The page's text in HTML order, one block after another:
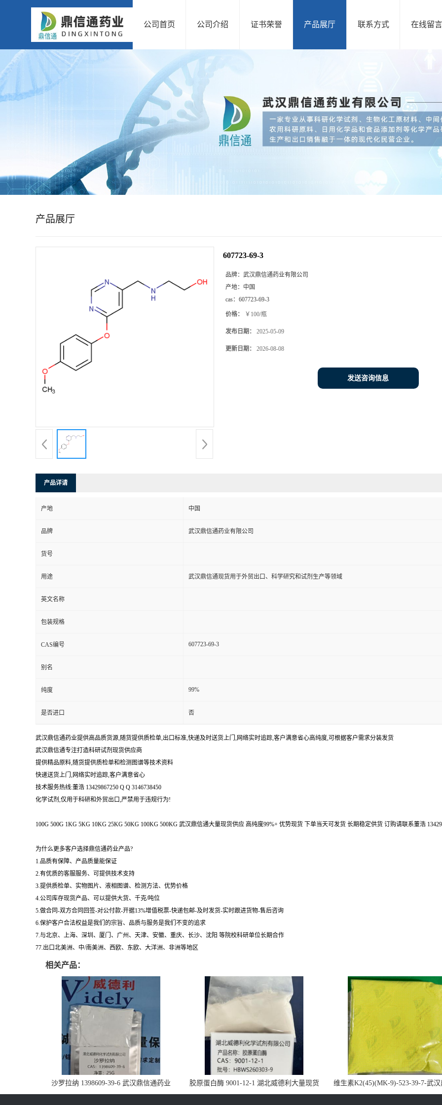
公司首页 公司介绍 证书荣誉 产品展厅 联系方式 在线留言
产品展厅
607723-69-3
品牌： 武汉鼎信通药业有限公司
产地： 中国
cas： 607723-69-3
价格： ￥100/瓶
发布日期： 2025-05-09
更新日期： 2026-08-08
发送咨询信息
产品详请
产地 中国
品牌 武汉鼎信通药业有限公司
货号
用途 武汉鼎信通现货用于外贸出口、科学研究和试剂生产等领域
英文名称
包装规格
CAS编号 607723-69-3
别名
纯度 99%
是否进口 否
武汉鼎信通药业提供高品质货源,随货提供质检单,出口标准,快递及时送货上门,网络实时追踪,客户满意省心高纯度,可根据客户需求分装发货
武汉鼎信通专注打造科研试剂现货供应商
提供精品原料,随货提供质检单和检测图谱等技术资料
快递送货上门,网络实时追踪,客户满意省心
技术服务热线:董浩 13429867250 Q Q 3146738450
化学试剂,仅用于科研和外贸出口,严禁用于违规行为!
100G 500G 1KG 5KG 10KG 25KG 50KG 100KG 500KG 武汉鼎信通大量现货供应 高纯度99%+ 优势现货 下单当天可发货 长期稳定供货 订购请联系董浩
为什么更多客户选择鼎信通药业产品?
1.品质有保障、产品质量能保证
2.有优质的客服服务、可提供技术支持
3.提供质检单、实物图片、液相图谱、检测方法、优势价格
4.公司库存现货产品、可以提供大货、千克/吨位
5.做合同-双方合同回签-对公付款-开据13%增值税票-快递包邮-及时发货-实时跟进货物-售后咨询
6.保护客户合法权益是我们的宗旨、品质与服务是我们不变的追求
7.与北京、上海、深圳、厦门、广州、天津、安徽、重庆、长沙、沈阳 等院校科研单位长期合作
77.出口北美洲、中/南美洲、西欧、东欧、大洋洲、非洲等地区
相关产品：
沙罗拉纳 1398609-39-6 武汉鼎信通药业
胶原蛋白酶 9001-12-1 湖北威德利大量现货
供应
维生素K2(45)(MK-9)-523-39-7-武汉
药业大量现货供应